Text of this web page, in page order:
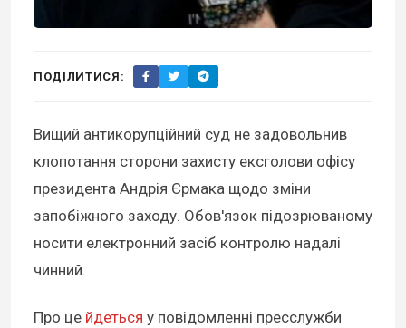
ПОДІЛИТИСЯ:
Вищий антикорупційний суд не задовольнив
клопотання сторони захисту ексголови офісу
президента Андрія Єрмака щодо зміни
запобіжного заходу. Обов'язок підозрюваному
носити електронний засіб контролю надалі
чинний.
Про це йдеться у повідомленні пресслужби